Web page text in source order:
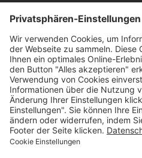
IR-Newsletter